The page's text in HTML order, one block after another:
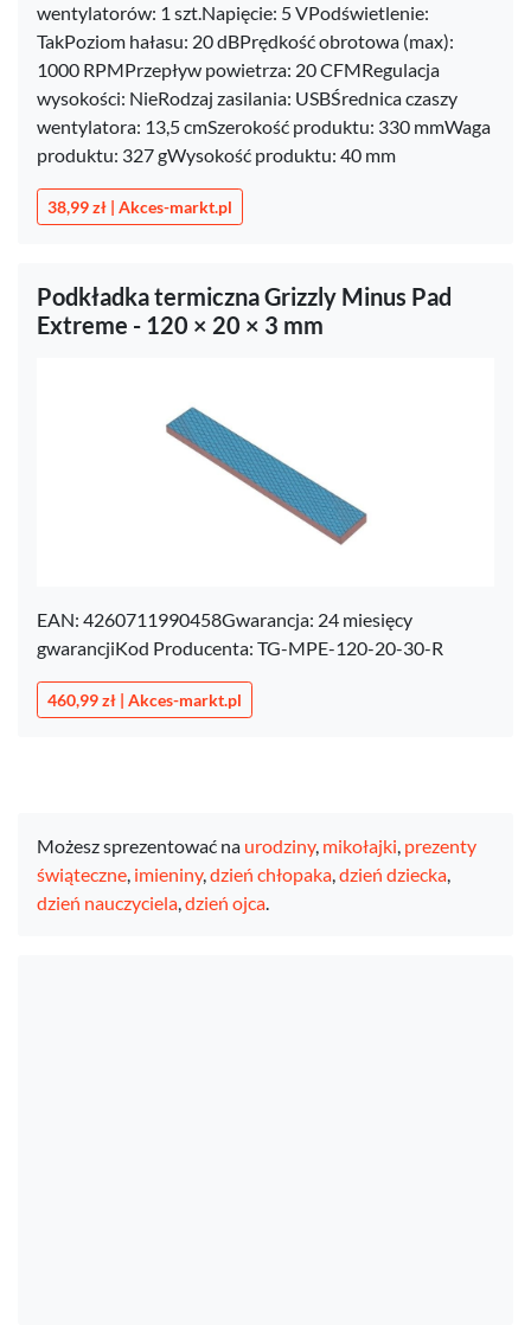
wentylatorów: 1 szt.Napięcie: 5 VPodświetlenie:
TakPoziom hałasu: 20 dBPrędkość obrotowa (max):
1000 RPMPrzepływ powietrza: 20 CFMRegulacja
wysokości: NieRodzaj zasilania: USBŚrednica czaszy
wentylatora: 13,5 cmSzerokość produktu: 330 mmWaga
produktu: 327 gWysokość produktu: 40 mm
38,99 zł | Akces-markt.pl
Podkładka termiczna Grizzly Minus Pad
Extreme - 120 × 20 × 3 mm
EAN: 4260711990458Gwarancja: 24 miesięcy
gwarancjiKod Producenta: TG-MPE-120-20-30-R
460,99 zł | Akces-markt.pl
Możesz sprezentować na urodziny, mikołajki, prezenty
świąteczne, imieniny,dzień chłopaka,dzień dziecka,
dzień nauczyciela,dzień ojca.